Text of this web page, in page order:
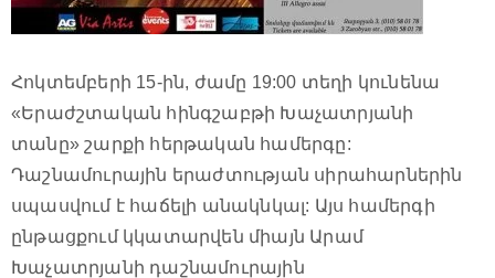
Հոկտեմբերի 15-ին, ժամը 19:00 տեղի կունենա
«Երաժշտական հինգշաբթի Խաչատրյանի
տանը» շարքի հերթական համերգը:
Դաշնամուրային երաժտության սիրահարներին
սպասվում է հաճելի անակնկալ: Այս համերգի
ընթացքում կկատարվեն միայն Արամ
Խաչատրյանի դաշնամուրային